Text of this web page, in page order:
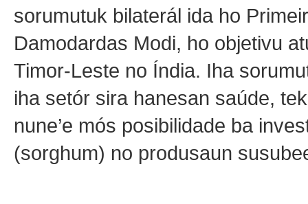
sorumutuk bilaterál ida ho
Damodardas Modi, ho objetivu
Timor-Leste no Índia. Iha
iha setór sira hanesan saúde,
nune’e mós posibilidade ba
(sorghum) no produsaun